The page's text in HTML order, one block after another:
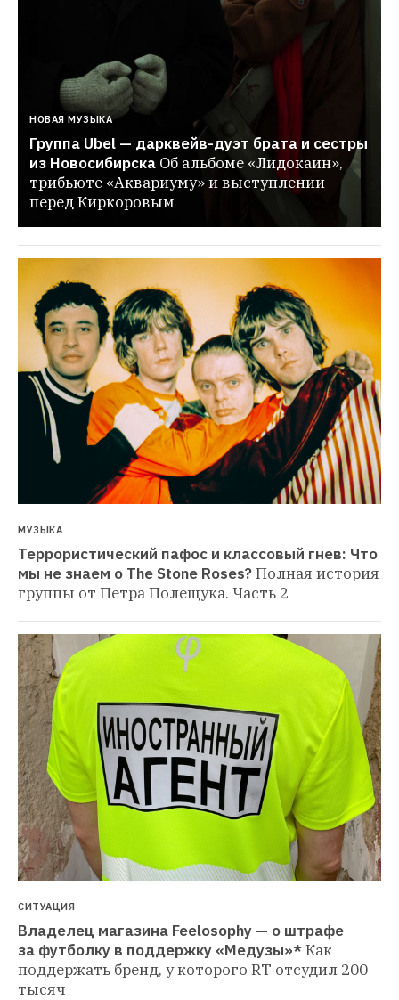
НОВАЯ МУЗЫКА
Группа Ubel — дарквейв-дуэт брата и сестры
из Новосибирска Об альбоме «Лидокаин»,
трибьюте «Аквариуму» и выступлении
перед Киркоровым
МУЗЫКА
Террористический пафос и классовый гнев: Что
мы не знаем о The Stone Roses?Полная история
группы от Петра Полещука. Часть 2
СИТУАЦИЯ
Владелец магазина Feelosophy — о штрафе
за футболку в поддержку «Медузы»*Как
поддержать бренд, у которого RT отсудил 200
тысяч